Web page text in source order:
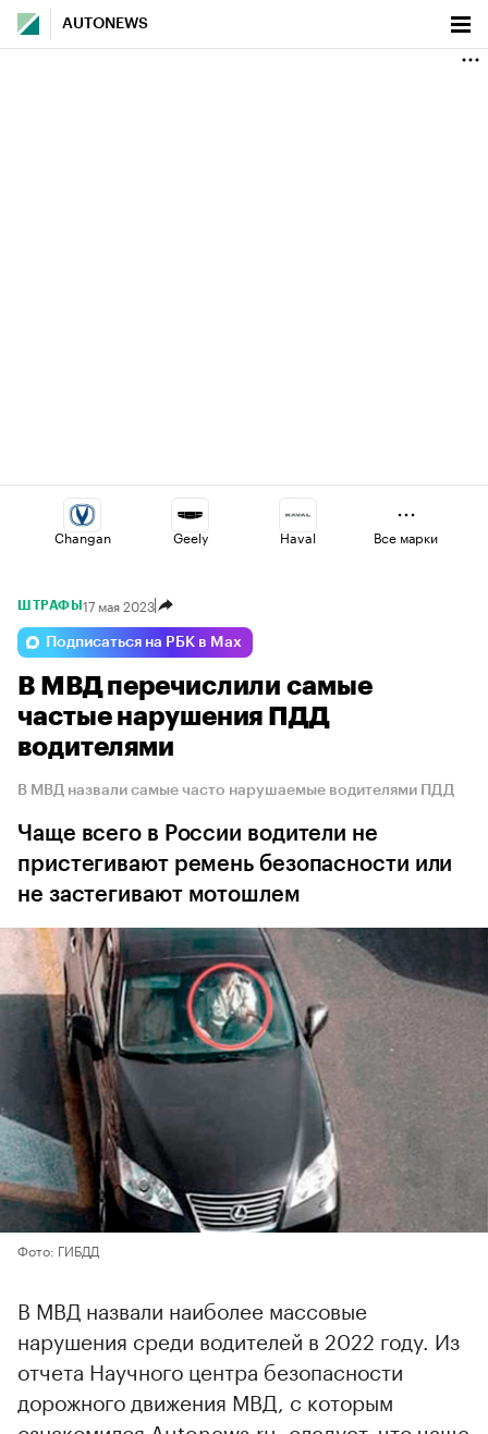
AUTONEWS
Changan Geely Haval
Esteo Voyah
Lada Omoda Volga
Все марки
ШТРАФЫ 17 мая 2023
Подписаться на РБК в Max
В МВД перечислили самые
частые нарушения ПДД
водителями
В МВД назвали самые часто нарушаемые водителями ПДД
Чаще всего в России водители не
пристегивают ремень безопасности или
не застегивают мотошлем
Фото: ГИБДД
В МВД назвали наиболее массовые
нарушения среди водителей в 2022 году. Из
отчета Научного центра безопасности
дорожного движения МВД, с которым